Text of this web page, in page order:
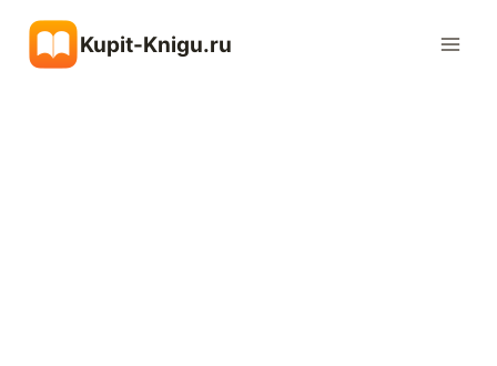
содержимому
Kupit-Knigu.ru